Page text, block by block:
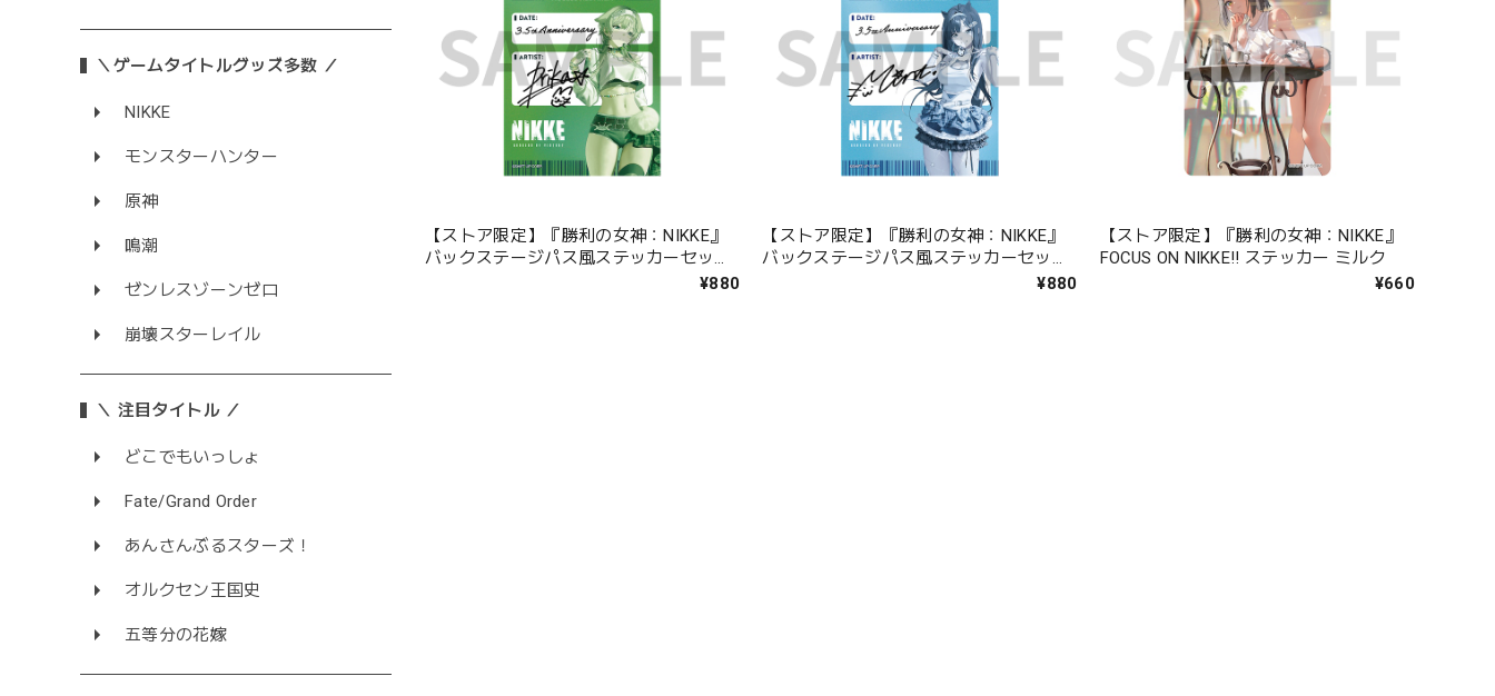
＼ゲームタイトルグッズ多数 ／
NIKKE
モンスターハンター
原神
鳴潮
ゼンレスゾーンゼロ
崩壊スターレイル
＼ 注目タイトル ／
どこでもいっしょ
Fate/Grand Order
あんさんぶるスターズ！
オルクセン王国史
五等分の花嫁
【ストア限定】『勝利の女神：NIKKE』
バックステージパス風ステッカーセット
¥880
【ストア限定】『勝利の女神：NIKKE』
バックステージパス風ステッカーセット
¥880
【ストア限定】『勝利の女神：NIKKE』
FOCUS ON NIKKE!! ステッカー ミルク
¥660